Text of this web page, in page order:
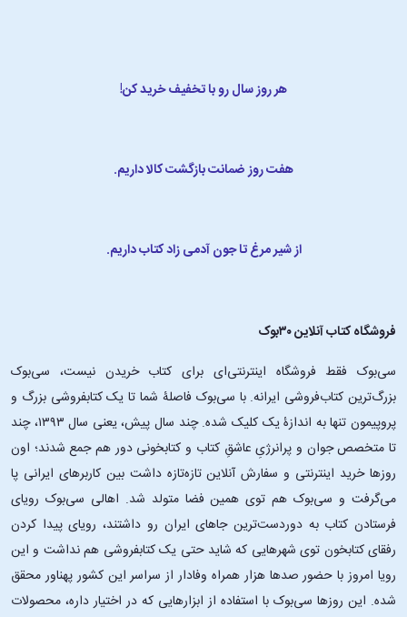
هر روز سال رو با تخفیف خرید کن!
هفت روز ضمانت بازگشت کالا داریم.
از شیر مرغ تا جون آدمی زاد کتاب داریم.
فروشگاه کتاب آنلاین ۳۰بوک
سی‌بوک فقط فروشگاه اینترنتی‌ای برای کتاب خریدن نیست، سی‌بوک
بزرگ‌ترین کتاب‌فروشی ایرانه. با سی‌بوک فاصلۀ شما تا یک کتابفروشی بزرگ و
پروپیمون تنها به اندازۀ یک کلیک شده. چند سال پیش، یعنی سال ۱۳۹۳، چند
تا متخصص جوان و پرانرژیِ عاشقِ کتاب و کتابخونی دور هم جمع شدند؛ اون‌
روزها خرید اینترنتی و سفارش آنلاین تازه‌تازه داشت بین کاربرهای ایرانی پا
می‌گرفت و سی‌بوک هم توی همین فضا متولد شد. اهالی سی‌بوک رویای
فرستادن کتاب به دوردست‌ترین جاهای ایران رو داشتند، رویای پیدا کردن
رفقای کتابخون توی شهرهایی که شاید حتی یک کتابفروشی هم نداشت و این
رویا امروز با حضور صدها هزار همراه وفادار از سراسر این کشور پهناور محقق
شده. این ‌روزها سی‌بوک با استفاده از ابزارهایی که در اختیار داره، محصولات